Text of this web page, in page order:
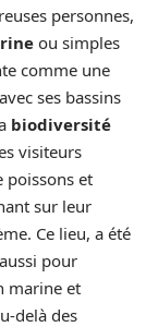
personnes,
ou simples
comme une
ses bassins
biodiversité
visiteurs
poissons et
sur leur
Ce lieu, a été
pour
marine et
delà des